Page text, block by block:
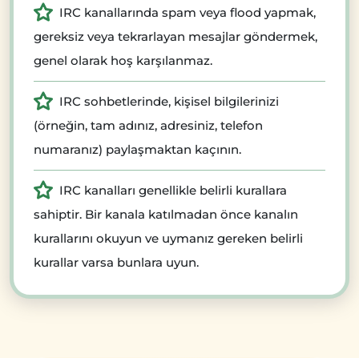
IRC kanallarında spam veya flood yapmak,
gereksiz veya tekrarlayan mesajlar göndermek,
genel olarak hoş karşılanmaz.
IRC sohbetlerinde, kişisel bilgilerinizi
(örneğin, tam adınız, adresiniz, telefon
numaranız) paylaşmaktan kaçının.
IRC kanalları genellikle belirli kurallara
sahiptir. Bir kanala katılmadan önce kanalın
kurallarını okuyun ve uymanız gereken belirli
kurallar varsa bunlara uyun.